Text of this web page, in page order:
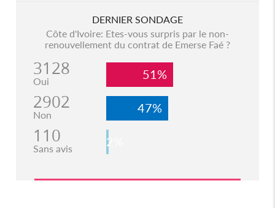
DERNIER SONDAGE
Côte d'Ivoire: Etes-vous surpris par le non-
renouvellement du contrat de Emerse Faé ?
3128
Oui 51%
2902
Non 47%
110
Sans avis 2%